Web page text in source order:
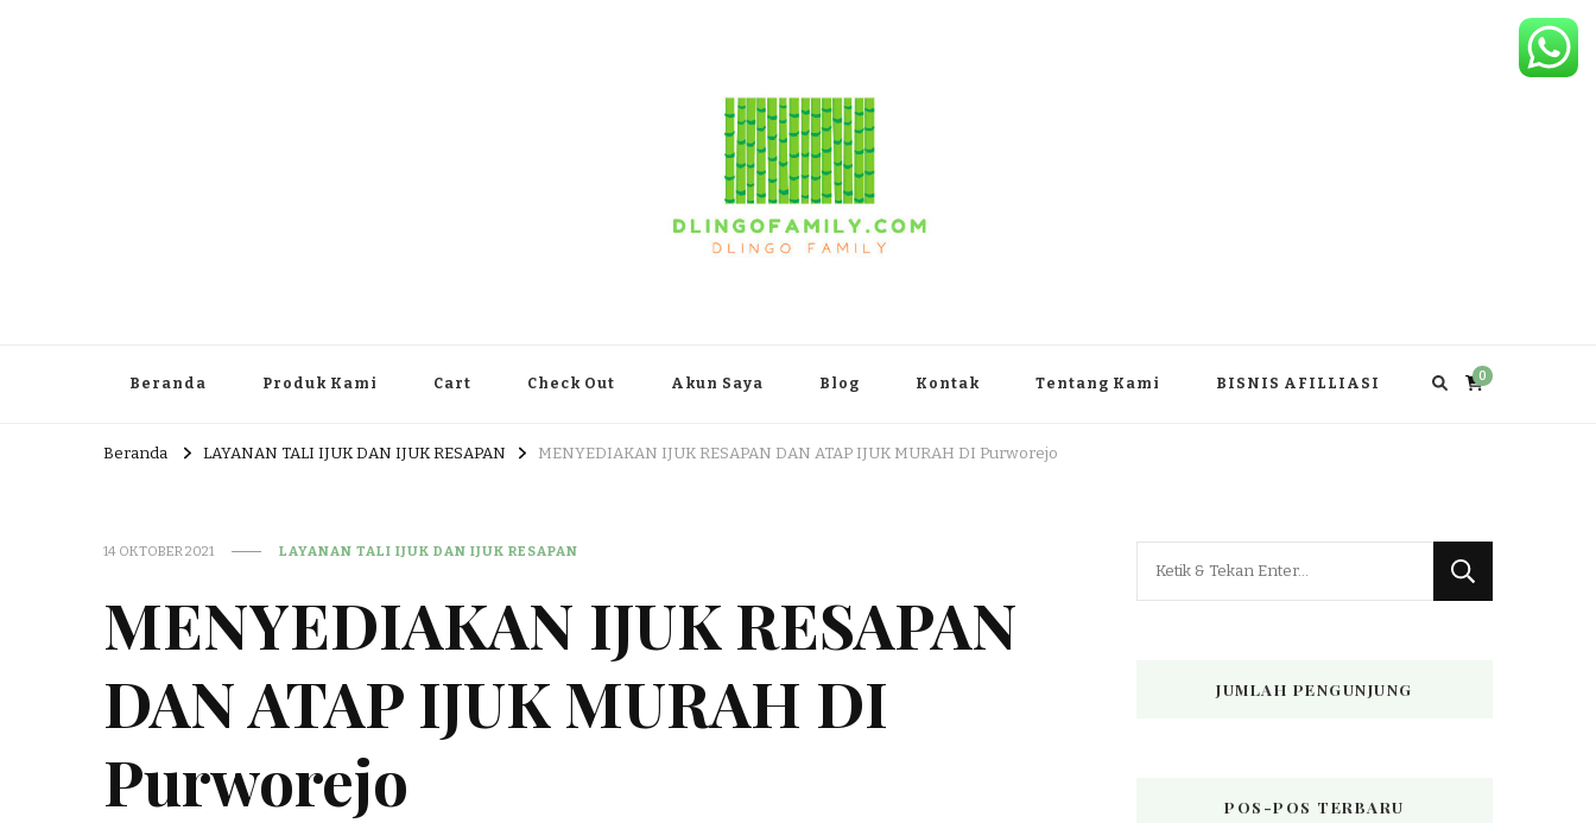
Beranda Produk Kami Cart Check Out Akun Saya Blog Kontak Tentang Kami BISNIS AFILLIASI 0
Beranda LAYANAN TALI IJUK DAN IJUK RESAPAN MENYEDIAKAN IJUK RESAPAN DAN ATAP IJUK MURAH DI Purworejo
14 OKTOBER 2021 LAYANAN TALI IJUK DAN IJUK RESAPAN
MENYEDIAKAN IJUK RESAPAN
DAN ATAP IJUK MURAH DI
Purworejo
JUMLAH PENGUNJUNG
POS-POS TERBARU